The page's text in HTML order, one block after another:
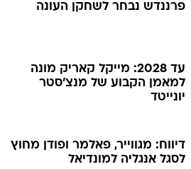
פרננדש נבחר לשחקן העונה
עד 2028: מייקל קאריק מונה
למאמן הקבוע של מנצ'סטר
יונייטד
דיווח: מגווייר, פאלמר ופודן מחוץ
לסגל אנגליה למונדיאל